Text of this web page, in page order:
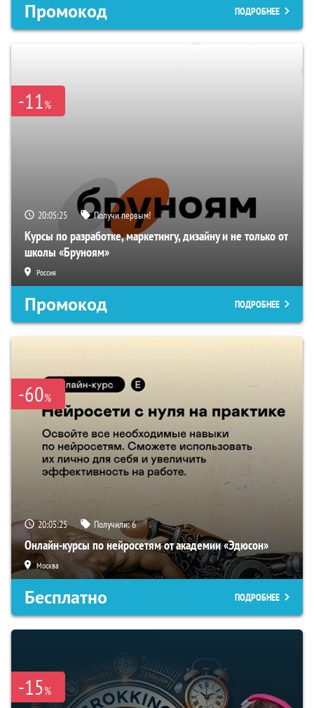
Промокод ПОДРОБНЕЕ
-11%
20:05:24 Получи первым!
Курсы по разработке, маркетингу, дизайну и не только от
школы «Бруноям»
Россия
Промокод ПОДРОБНЕЕ
-60%
20:05:24 Получили:6
Онлайн-курсы по нейросетям от академии «Эдюсон»
Москва
Бесплатно ПОДРОБНЕЕ
-15%